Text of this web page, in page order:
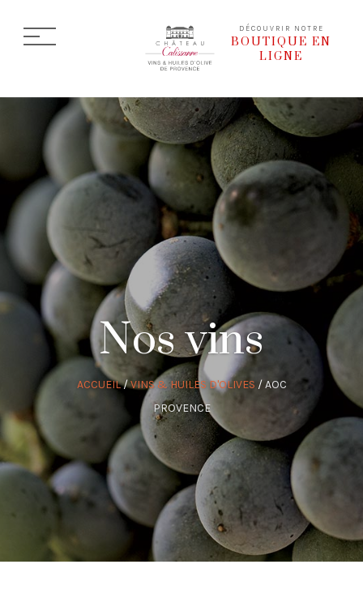
DÉCOUVRIR NOTRE
BOUTIQUE EN
LIGNE
Nos vins
ACCUEIL/VINS & HUILES D'OLIVES /AOC
PROVENCE